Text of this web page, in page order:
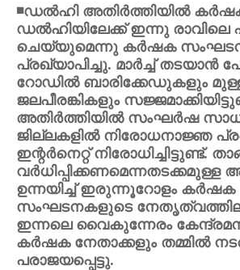
◾ഡല്‍ഹി അതിര്‍ത്തിയില്‍ കര്‍ഷക
ഡല്‍ഹിയിലേക്ക് ഇന്നു രാവിലെ
ചെയ്യുമെന്നു കര്‍ഷക
പ്രഖ്യാപിച്ചു. മാര്‍ച്ച് തടയാന്‍
റോഡില്‍ ബാരിക്കേഡുകളും
ജലപീരങ്കികളും
അതിര്‍ത്തിയില്‍ സംഘര്‍ഷ
ജില്ലകളില്‍ നിരോധനാജ്ഞ
ഇന്റര്‍നെറ്റ് നിരോധിച്ചിട്ടുണ്ട്.
ഉന്നയിച്ച് ഇരുന്നൂറോളം കര്‍ഷക
സംഘടനകളുടെ
ഇന്നലെ വൈകുന്നേരം
കര്‍ഷക നേതാക്കളും തമ്മില്‍
പരാജയപ്പെട്ടു.